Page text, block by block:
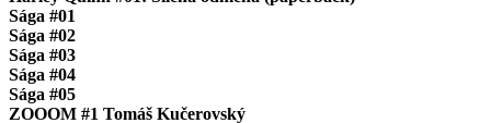
Sága #01
Sága #02
Sága #03
Sága #04
Sága #05
ZOOOM #1 Tomáš Kučerovský